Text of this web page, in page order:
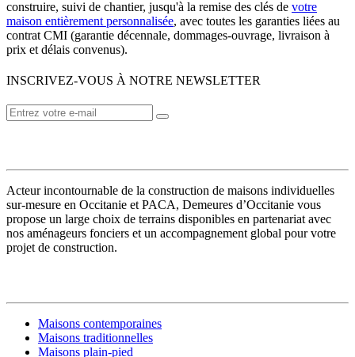
construire, suivi de chantier, jusqu'à la remise des clés de votre
maison entièrement personnalisée, avec toutes les garanties liées au
contrat CMI (garantie décennale, dommages-ouvrage, livraison à
prix et délais convenus).
INSCRIVEZ-VOUS À NOTRE NEWSLETTER
Acteur incontournable de la construction de maisons individuelles
sur-mesure en Occitanie et PACA, Demeures d’Occitanie vous
propose un large choix de terrains disponibles en partenariat avec
nos aménageurs fonciers et un accompagnement global pour votre
projet de construction.
Maisons contemporaines
Maisons traditionnelles
Maisons plain-pied